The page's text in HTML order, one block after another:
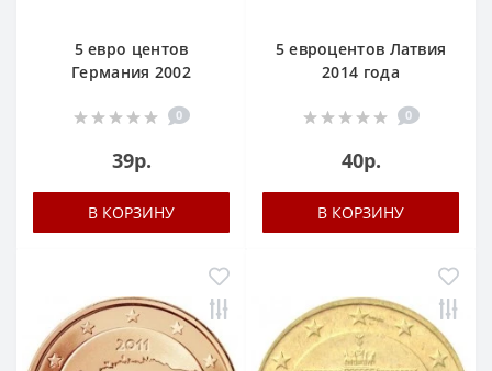
5 евро центов
Германия 2002
0
39р.
В КОРЗИНУ
5 евроцентов Латвия
2014 года
0
40р.
В КОРЗИНУ